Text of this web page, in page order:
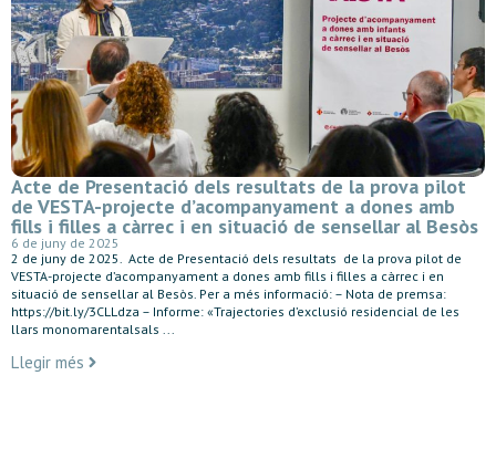
Acte de Presentació dels resultats de la prova pilot
de VESTA-projecte d’acompanyament a dones amb
fills i filles a càrrec i en situació de sensellar al Besòs
6 de juny de 2025
2 de juny de 2025. Acte de Presentació dels resultats de la prova pilot de
VESTA-projecte d’acompanyament a dones amb fills i filles a càrrec i en
situació de sensellar al Besòs. Per a més informació: – Nota de premsa:
https://bit.ly/3CLLdza – Informe: «Trajectories d’exclusió residencial de les
llars monomarentalsals ...
Llegir més